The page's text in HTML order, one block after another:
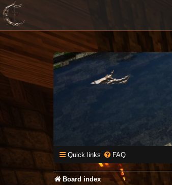
Quick links FAQ
Board index